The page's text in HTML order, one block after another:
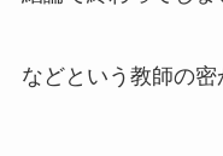
などという教師の密